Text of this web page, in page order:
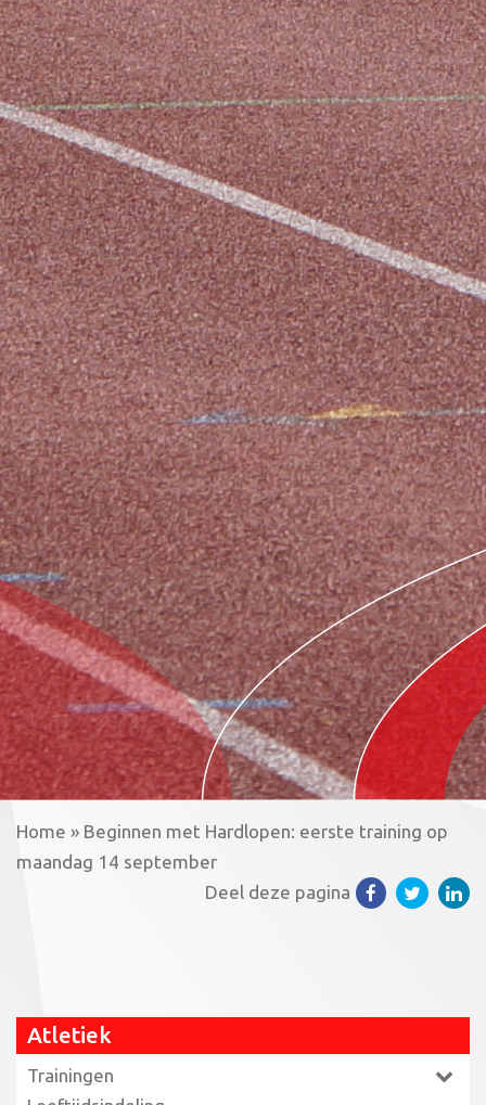
Home » Beginnen met Hardlopen: eerste training op
maandag 14 september
Deel deze pagina
Atletiek
Trainingen